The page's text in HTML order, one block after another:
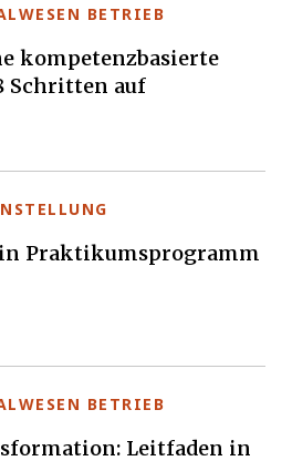
BETRIEB
kompetenzbasierte
Schritten auf
Praktikumsprogramm
BETRIEB
Leitfaden in